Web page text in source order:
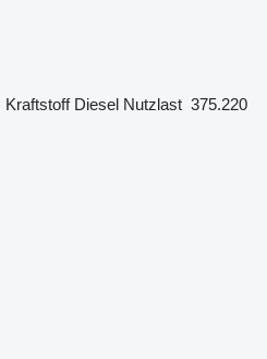
Kraftstoff Diesel Nutzlast 375.220